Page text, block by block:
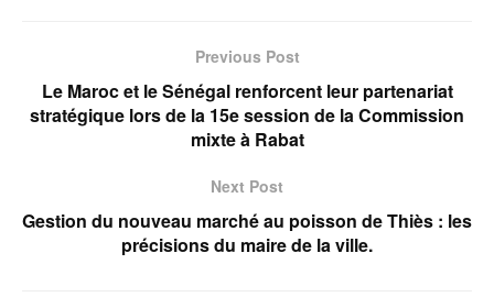
Previous Post
Le Maroc et le Sénégal renforcent leur partenariat
stratégique lors de la 15e session de la Commission
mixte à Rabat
Next Post
Gestion du nouveau marché au poisson de Thiès : les
précisions du maire de la ville.